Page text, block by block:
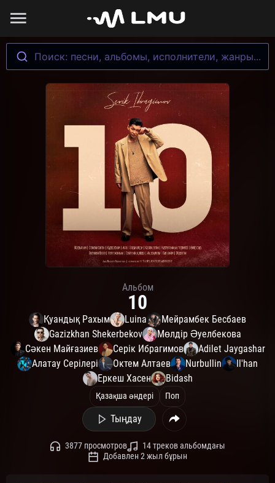
Поиск: песни, альбомы, исполнители, жанры...
Альбом
10
Қуандық Рахым Luina
Мейрамбек Бесбаев
Gazizkhan Shekerbekov
Мөлдір Әуелбекова
Сәкен Майғазиев
Серік Ибрагимов
Adilet Jaygashar
Алатау Серілері
Октем Алтаев Nurbullin
Il'han
Еркеш Хасен
Bidash
Қазақша әндері Поп
Тыңдау
3877 просмотров
14 треков альбомдағы
Добавлен 2 жыл бұрын